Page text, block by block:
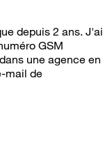
depuis 2 ans. J'ai
GSM
une agence en
mail de